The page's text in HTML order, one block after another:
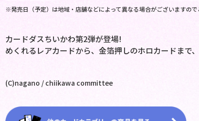
※発売日（予定）は地域・店舗などによって異なる場合がございますの
カードダスちいかわ第2弾が登場!
めくれるレアカードから、金箔押しのホロカードまで
(C)nagano / chiikawa committee